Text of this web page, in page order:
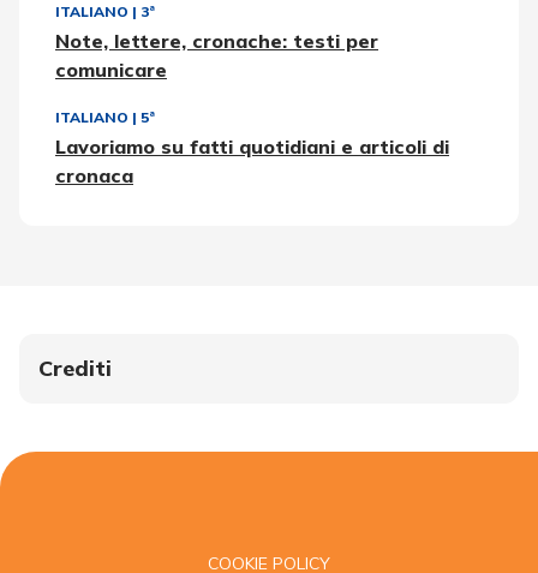
ITALIANO | 3ª
Note, lettere, cronache: testi per
comunicare
ITALIANO | 5ª
Lavoriamo su fatti quotidiani e articoli di
cronaca
Crediti
COOKIE POLICY